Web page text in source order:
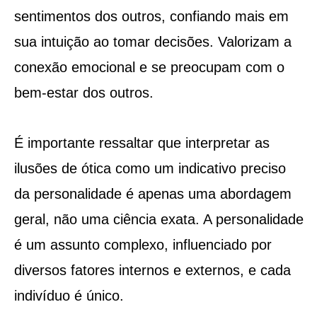
sentimentos dos outros, confiando mais em
sua intuição ao tomar decisões. Valorizam a
conexão emocional e se preocupam com o
bem-estar dos outros.
É importante ressaltar que interpretar as
ilusões de ótica como um indicativo preciso
da personalidade é apenas uma abordagem
geral, não uma ciência exata. A personalidade
é um assunto complexo, influenciado por
diversos fatores internos e externos, e cada
indivíduo é único.